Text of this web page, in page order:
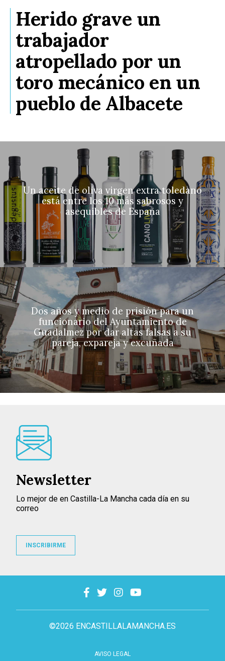
Herido grave un
trabajador
atropellado por un
toro mecánico en un
pueblo de Albacete
Un aceite de oliva virgen extra toledano
está entre los 10 más sabrosos y
asequibles de España
Dos años y medio de prisión para un
funcionario del Ayuntamiento de
Guadalmez por dar altas falsas a su
pareja, expareja y excuñada
©2026 ENCASTILLALAMANCHA.ES
AVISO LEGAL
Newsletter
Lo mejor de en Castilla-La Mancha cada día en su
correo
INSCRIBIRME